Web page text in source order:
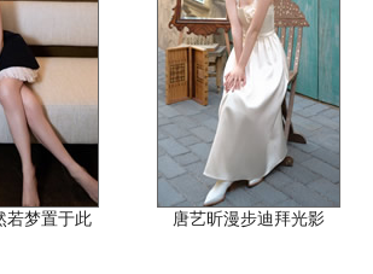
若梦置于此 唐艺昕漫步迪拜光影